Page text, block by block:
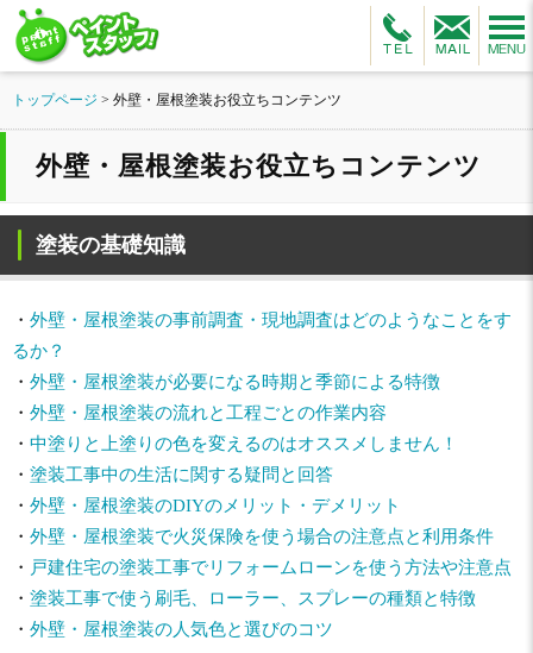
トップページ > 外壁・屋根塗装お役立ちコンテンツ
外壁・屋根塗装お役立ちコンテンツ
塗装の基礎知識
・ 外壁・屋根塗装の事前調査・現地調査はどのようなことをす
るか？
・ 外壁・屋根塗装が必要になる時期と季節による特徴
・ 外壁・屋根塗装の流れと工程ごとの作業内容
・ 中塗りと上塗りの色を変えるのはオススメしません！
・ 塗装工事中の生活に関する疑問と回答
・ 外壁・屋根塗装のDIYのメリット・デメリット
・ 外壁・屋根塗装で火災保険を使う場合の注意点と利用条件
・ 戸建住宅の塗装工事でリフォームローンを使う方法や注意点
・ 塗装工事で使う刷毛、ローラー、スプレーの種類と特徴
・ 外壁・屋根塗装の人気色と選びのコツ